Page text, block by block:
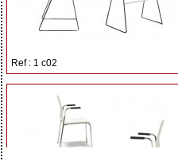
Ref : 1 c02